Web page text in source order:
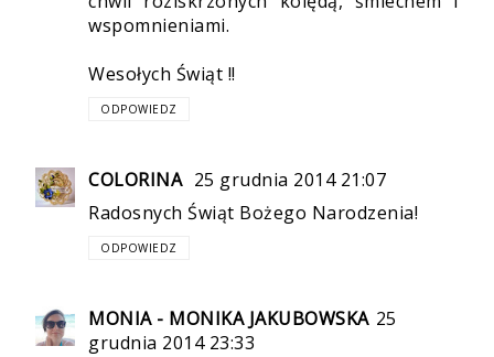
wspomnieniami.
Wesołych Świąt !!
ODPOWIEDZ
COLORINA 25 grudnia 2014 21:07
Radosnych Świąt Bożego Narodzenia!
ODPOWIEDZ
MONIA - MONIKA JAKUBOWSKA 25
grudnia 2014 23:33